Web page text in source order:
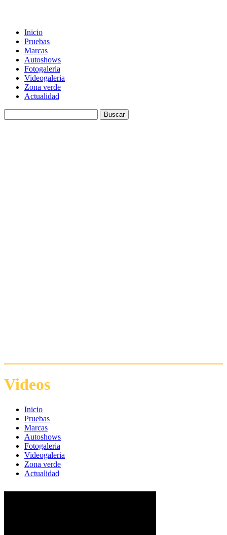
Inicio
Pruebas
Marcas
Autoshows
Fotogaleria
Videogaleria
Zona verde
Actualidad
Videos
Inicio
Pruebas
Marcas
Autoshows
Fotogaleria
Videogaleria
Zona verde
Actualidad